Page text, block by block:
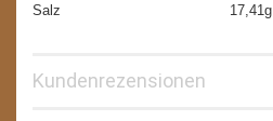
Salz 17,41g
Kundenrezensionen